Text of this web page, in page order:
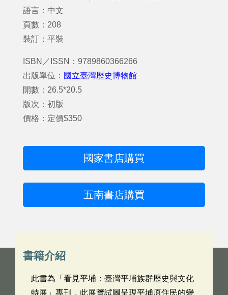
語言：中文
頁數：208
裝訂：平裝
ISBN／ISSN：9789860366266
出版單位： 國立臺灣歷史博物館
開數：26.5*20.5
版次：初版
價格：定價$350
國家書店購買
五南書店購買
書籍介紹
此書為「看見平埔：臺灣平埔族群歷史與文化
特展」專刊，此展覽試圖呈現平埔原住民的變